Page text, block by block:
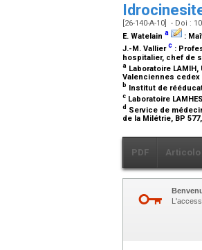
[26-140-A-10] - Doi :
E. Watelain a :
J.-M. Vallierc :
hospitalier, chef de
a Laboratoire
Valenciennes cedex
b Institut de
c Laboratoire
d Service de
de la Milétrie, BP
PDF Articolo